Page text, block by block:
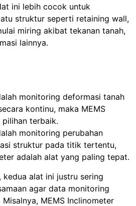
ini lebih cocok untuk
struktur seperti retaining wall,
miring akibat tekanan tanah,
lainnya.
monitoring deformasi tanah
kontinu, maka MEMS
terbaik.
monitoring perubahan
struktur pada titik tertentu,
adalah alat yang paling tepat.
alat ini justru sering
agar data monitoring
MEMS Inclinometer